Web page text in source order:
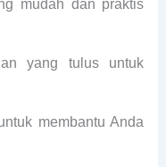
mudah dan praktis
yang tulus untuk
membantu Anda